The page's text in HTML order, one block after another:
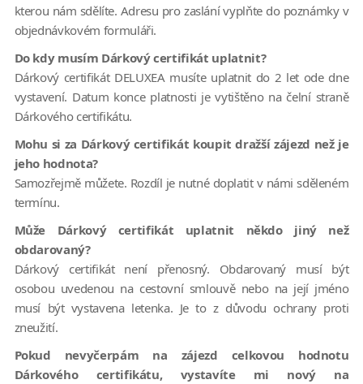
kterou nám sdělíte. Adresu pro zaslání vyplňte do poznámky v
objednávkovém formuláři.
Do kdy musím Dárkový certifikát uplatnit?
Dárkový certifikát DELUXEA musíte uplatnit do 2 let ode dne
vystavení. Datum konce platnosti je vytištěno na čelní straně
Dárkového certifikátu.
Mohu si za Dárkový certifikát koupit dražší zájezd než je
jeho hodnota?
Samozřejmě můžete. Rozdíl je nutné doplatit v námi sděleném
termínu.
Může Dárkový certifikát uplatnit někdo jiný než
obdarovaný?
Dárkový certifikát není přenosný. Obdarovaný musí být
osobou uvedenou na cestovní smlouvě nebo na její jméno
musí být vystavena letenka. Je to z důvodu ochrany proti
zneužití.
Pokud nevyčerpám na zájezd celkovou hodnotu
Dárkového certifikátu, vystavíte mi nový na